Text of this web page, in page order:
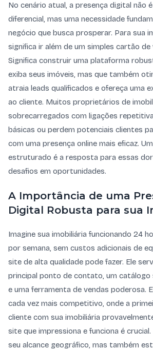
No cenário atual, a presença digital não
diferencial, mas uma necessidade
negócio que busca prosperar. Para sua
significa ir além de um simples cartão de
Significa construir uma plataforma
exiba seus imóveis, mas que também
atraia leads qualificados e ofereça uma
ao cliente. Muitos proprietários de
sobrecarregados com ligações
básicas ou perdem potenciais clientes
com uma presença online mais eficaz.
estruturado é a resposta para essas
desafios em oportunidades.
A Importância de uma
Digital Robusta para sua
Imagine sua imobiliária funcionando 24
por semana, sem custos adicionais de
site de alta qualidade pode fazer. Ele
principal ponto de contato, um catálogo
e uma ferramenta de vendas poderosa.
cada vez mais competitivo, onde a
cliente com sua imobiliária
site que impressiona e funciona é crucial.
seu alcance geográfico, mas também